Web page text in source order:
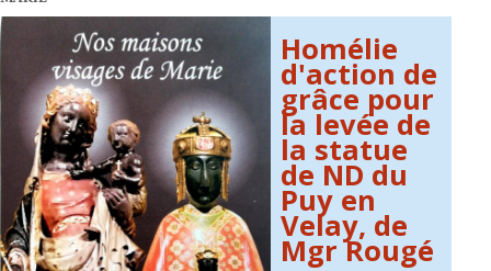
Homélie
d'action de
grâce pour
la levée de
la statue
de ND du
Puy en
Velay, de
Mgr Rougé